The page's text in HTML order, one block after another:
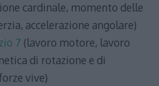
cardinale, momento delle
accelerazione angolare)
7 (lavoro motore, lavoro
di rotazione e di
vive)